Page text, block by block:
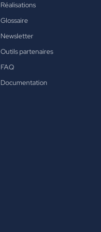
Réalisations
Glossaire
Newsletter
Outils partenaires
FAQ
Documentation